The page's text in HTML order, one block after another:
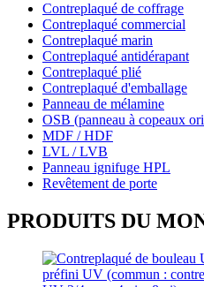
Contreplaqué de coffrage
Contreplaqué commercial
Contreplaqué marin
Contreplaqué antidérapant
Contreplaqué plié
Contreplaqué d'emballage
Panneau de mélamine
OSB (panneau à copeaux
MDF / HDF
LVL / LVB
Panneau ignifuge HPL
Revêtement de porte
PRODUITS DU